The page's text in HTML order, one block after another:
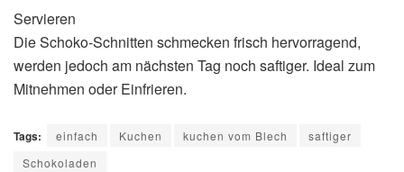
Servieren
Die Schoko-Schnitten schmecken frisch hervorragend,
werden jedoch am nächsten Tag noch saftiger. Ideal zum
Mitnehmen oder Einfrieren.
Tags: einfach Kuchen kuchen vom Blech
saftiger
Schokoladen